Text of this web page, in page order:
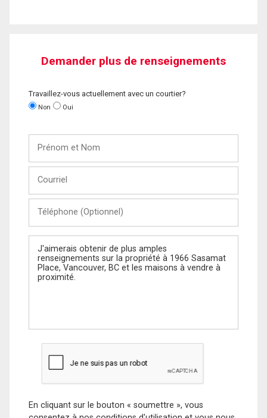
Demander plus de renseignements
Travaillez-vous actuellement avec un courtier?
Non Oui
Nom
(Optionnel)
Message
En cliquant sur le bouton « soumettre », vous